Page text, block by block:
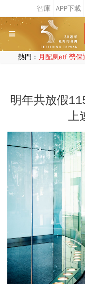
熱門： 月配息etf 勞保
明年共放假
上